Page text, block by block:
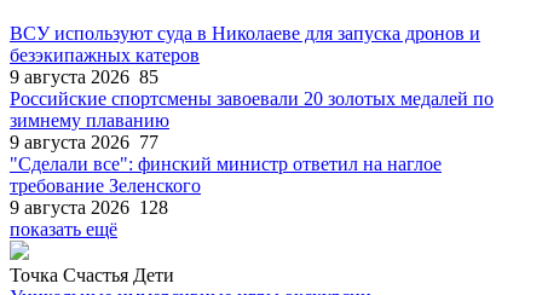
ВСУ используют суда в Николаеве для запуска дронов и
безэкипажных катеров
9 августа 2026 85
Российские спортсмены завоевали 20 золотых медалей по
зимнему плаванию
9 августа 2026 77
"Сделали все": финский министр ответил на наглое
требование Зеленского
9 августа 2026 128
показать ещё
Точка Счастья Дети